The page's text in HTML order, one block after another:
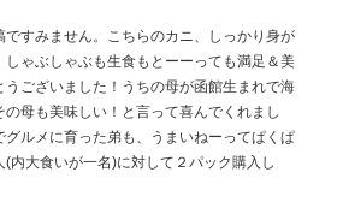
すみません。こちらのカニ、しっかり身が
しゃぶしゃぶも生食もとーーっても満足＆美
ございました！うちの母が函館生まれで海
母も美味しい！と言って喜んでくれまし
ルメに育った弟も、うまいねーってぱくぱ
(内大食いが一名)に対して２パック購入し